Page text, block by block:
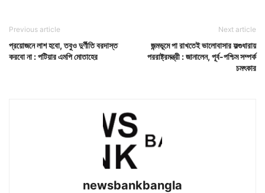
Previous article
প্রয়োজনে লাশ হবো, তবুও দুর্ণীতি বরদাস্ত
করবো না : পটিয়ার এমপি মোতাহের
Next article
জন্মভূমে পা রাখতেই ভালোবাসার ফল্গুধারায়
পররাষ্ট্রমন্ত্রী : জানালেন, পূর্ব-পশ্চিম সম্পর্ক
চমৎকার
newsbankbangla